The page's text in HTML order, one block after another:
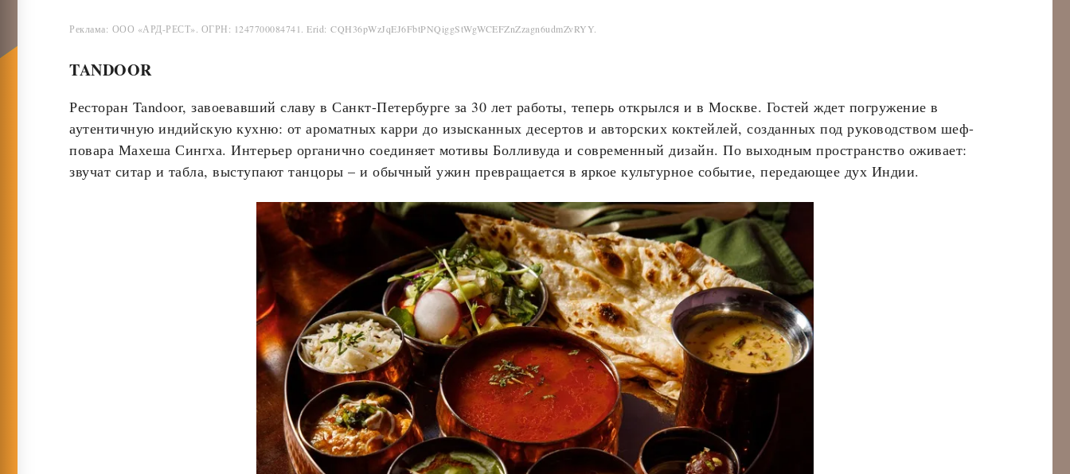
Реклама: ООО «АРД-РЕСТ». ОГРН: 1247700084741. Erid: CQH36pWzJqEJ6FbtPNQiggStWgWCEFZnZzagn6udmZvRYY.
TANDOOR
Ресторан Tandoor, завоевавший славу в Санкт-Петербурге за 30 лет работы, теперь открылся и в Москве. Гостей ждет погружение в
аутентичную индийскую кухню: от ароматных карри до изысканных десертов и авторских коктейлей, созданных под руководством шеф-
повара Махеша Сингха. Интерьер органично соединяет мотивы Болливуда и современный дизайн. По выходным пространство оживает:
звучат ситар и табла, выступают танцоры – и обычный ужин превращается в яркое культурное событие, передающее дух Индии.